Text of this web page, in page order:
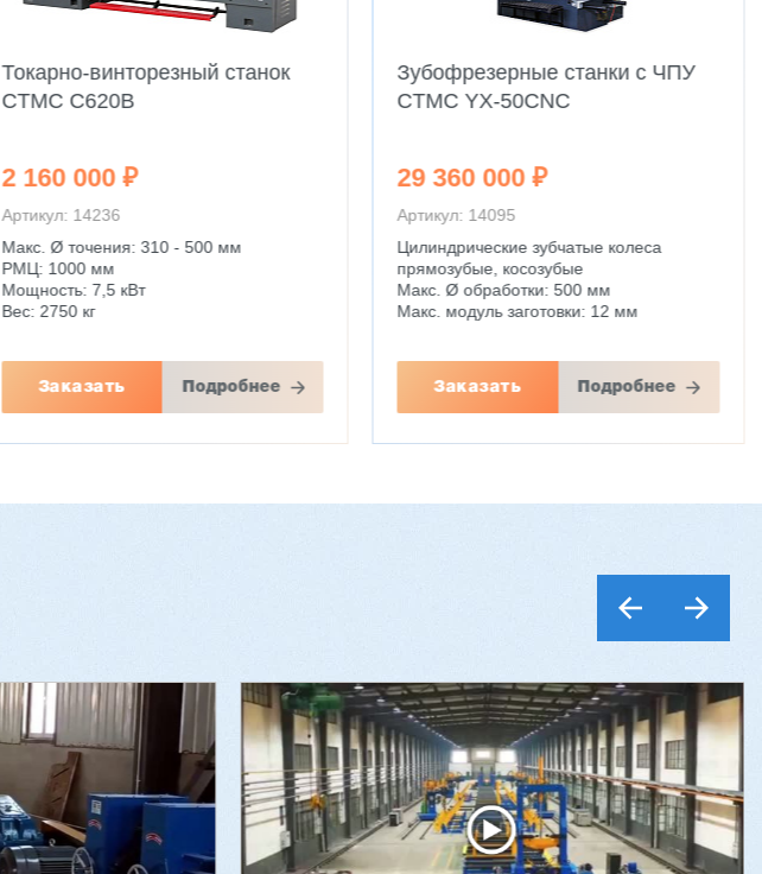
Токарно-винторезный станок
CTMC C620B
2 160 000 ₽
Артикул: 14236
Макс. Ø точения: 310 - 500 мм
РМЦ: 1000 мм
Мощность: 7,5 кВт
Вес: 2750 кг
Заказать Подробнее
Зубофрезерные станки с ЧПУ
CTMC YX-50CNC
29 360 000 ₽
Артикул: 14095
Цилиндрические зубчатые колеса
прямозубые, косозубые
Макс. Ø обработки: 500 мм
Макс. модуль заготовки: 12 мм
Заказать Подробнее
Лущильный станок
(комбинированный)
HARTMANN PRIME BX-17G
3 624 000 ₽
3 736 000 ₽
Артикул: 3088
Шестишпиндельный станок VH-
M621A, VH-M623A
3 016 000 ₽
3 112 000 ₽
Артикул: 2411